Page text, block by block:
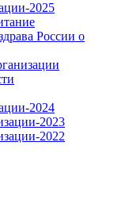
2025
России о
2024
2023
2022